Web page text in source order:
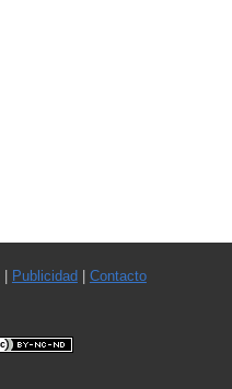
Publicidad Contacto